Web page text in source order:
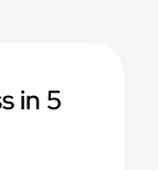
in 5